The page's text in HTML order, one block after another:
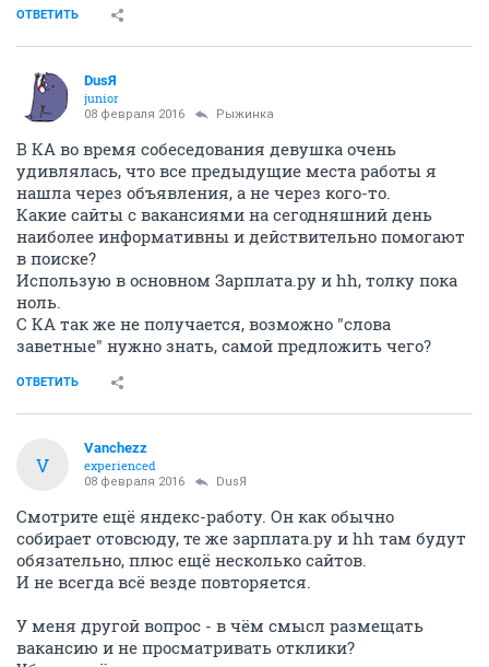
Показать спойлер
Alippa
18 декабря 2015 AlwaysSlim
эмпатия - это данность конкретного социотипа, что
мама с папой дали, то и носим в себе...ну и я
сторонник сказать человеку "Соберись, тряпка" и
разозлить, но добиться некоторой концентрации,
пусть даже в гневе, чем разнюнить его
дополнительно своей жалостью и сочуЙствием....Ну
и если чел жив, здоров и работоспособен, но просто
временно не востребован на рынке труда,, то это
нормальные, обычные трудности, которые не
требуют особого сочуйствия. Посоветовать, может
ОТВЕТИТЬ
lubovv
activist
04 февраля 2016 Рыжинка
а через газеты сейчас кто-нибудь ищет работу? или
это уже "прошлый век"?
ОТВЕТИТЬ